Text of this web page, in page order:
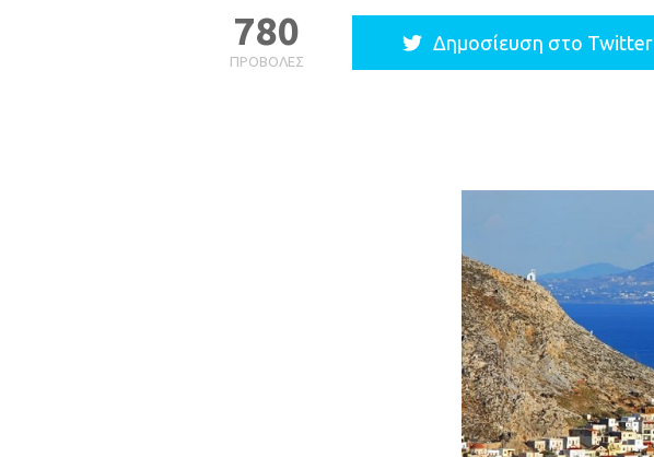
ΠΡΟΒΟΛΈΣ
780 Δημοσίευση στο Twitter